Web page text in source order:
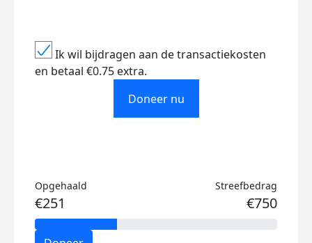
Ik wil bijdragen aan de transactiekosten
en betaal €0.75 extra.
Doneer nu
Opgehaald
€251
Streefbedrag
€750